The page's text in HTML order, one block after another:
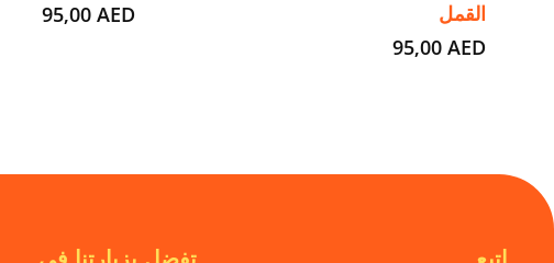
القمل
95,00 AED
95,00AED